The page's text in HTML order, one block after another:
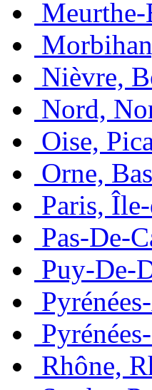
Nièvre,
Nord,
Oise,
Orne,
Paris,
Pas-De-
Puy-De-
Rhône,